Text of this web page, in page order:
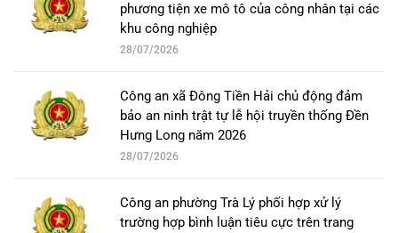
phương tiện xe mô tô của công nhân tại các
khu công nghiệp
28/07/2026
Công an xã Đông Tiền Hải chủ động đảm
bảo an ninh trật tự lễ hội truyền thống Đền
Hưng Long năm 2026
28/07/2026
Công an phường Trà Lý phối hợp xử lý
trường hợp bình luận tiêu cực trên trang